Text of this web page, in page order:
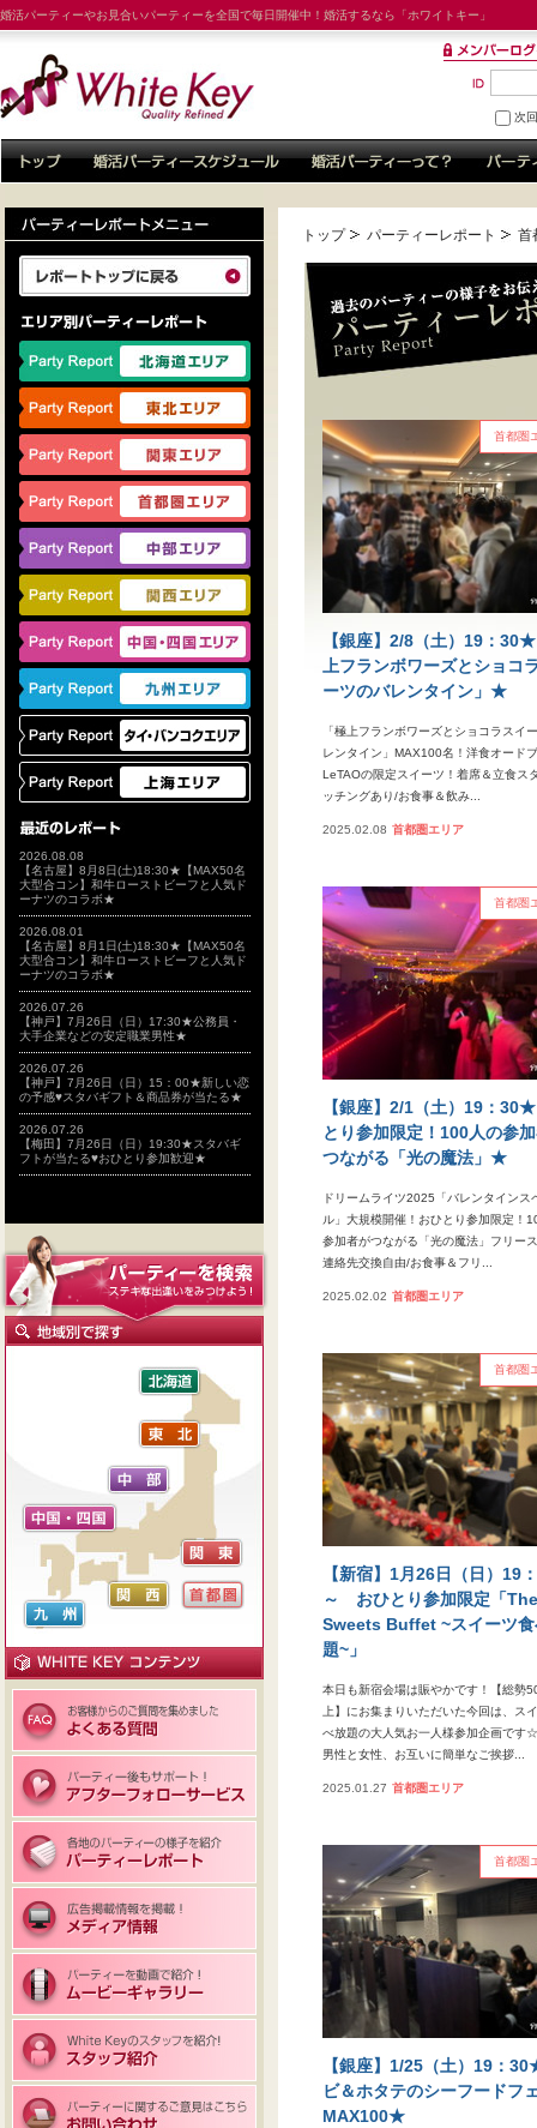
婚活パーティーやお見合いパーティーを全国で毎日開催中！婚活するなら「ホワイトキー」
次
2026.08.08
【名古屋】8月8日(土)18:30★【MAX50名
大型合コン】和牛ローストビーフと人気ド
ーナツのコラボ★
2026.08.01
【名古屋】8月1日(土)18:30★【MAX50名
大型合コン】和牛ローストビーフと人気ド
ーナツのコラボ★
2026.07.26
【神戸】7月26日（日）17:30★公務員・
大手企業などの安定職業男性★
2026.07.26
【神戸】7月26日（日）15：00★新しい恋
の予感♥スタバギフト＆商品券が当たる★
2026.07.26
【梅田】7月26日（日）19:30★スタバギ
フトが当たる♥おひとり参加歓迎★
トップ パーティーレポート 首
首都圏
【銀座】2/8（土）19：
上フランボワーズとショコ
ーツのバレンタイン」★
「極上フランボワーズとショコラスイ
レンタイン」MAX100名！洋食オード
LeTAOの限定スイーツ！着席＆立食ス
ッチングあり/お食事＆飲み...
2025.02.08 首都圏エリア
首都圏
【銀座】2/1（土）19：
とり参加限定！100人の参
つながる「光の魔法」★
ドリームライツ2025「バレンタインス
ル」大規模開催！おひとり参加限定！
参加者がつながる「光の魔法」フリー
連絡先交換自由/お食事＆フリ...
2025.02.02 首都圏エリア
首都圏
【新宿】1月26日（日）19
～ おひとり参加限定「The
Sweets Buffet ~スイーツ食
題~」
本日も新宿会場は賑やかです！【総勢
上】にお集まりいただいた今回は、ス
べ放題の大人気お一人様参加企画です
男性と女性、お互いに簡単なご挨拶...
2025.01.27 首都圏エリア
首都圏
【銀座】1/25（土）19：
ビ＆ホタテのシーフードフ
MAX100★